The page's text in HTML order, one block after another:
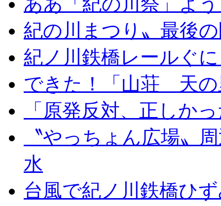
紀の川まつり〟最後
紀ノ川鉄橋レールぐ
できた！「山荘 天の
「原発反対、正しか
〝やっちょん広場〟
水
台風で紀ノ川鉄橋ひ